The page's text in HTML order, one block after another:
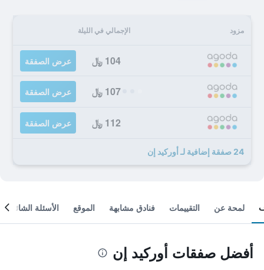
مزود الإجمالي في الليلة
104 ﷼ عرض الصفقة
107 ﷼ عرض الصفقة
112 ﷼ عرض الصفقة
24 صفقة إضافية لـ أوركيد إن
لمحة عن التقييمات فنادق مشابهة الموقع الأسئلة الشائعة
أفضل صفقات أوركيد إن